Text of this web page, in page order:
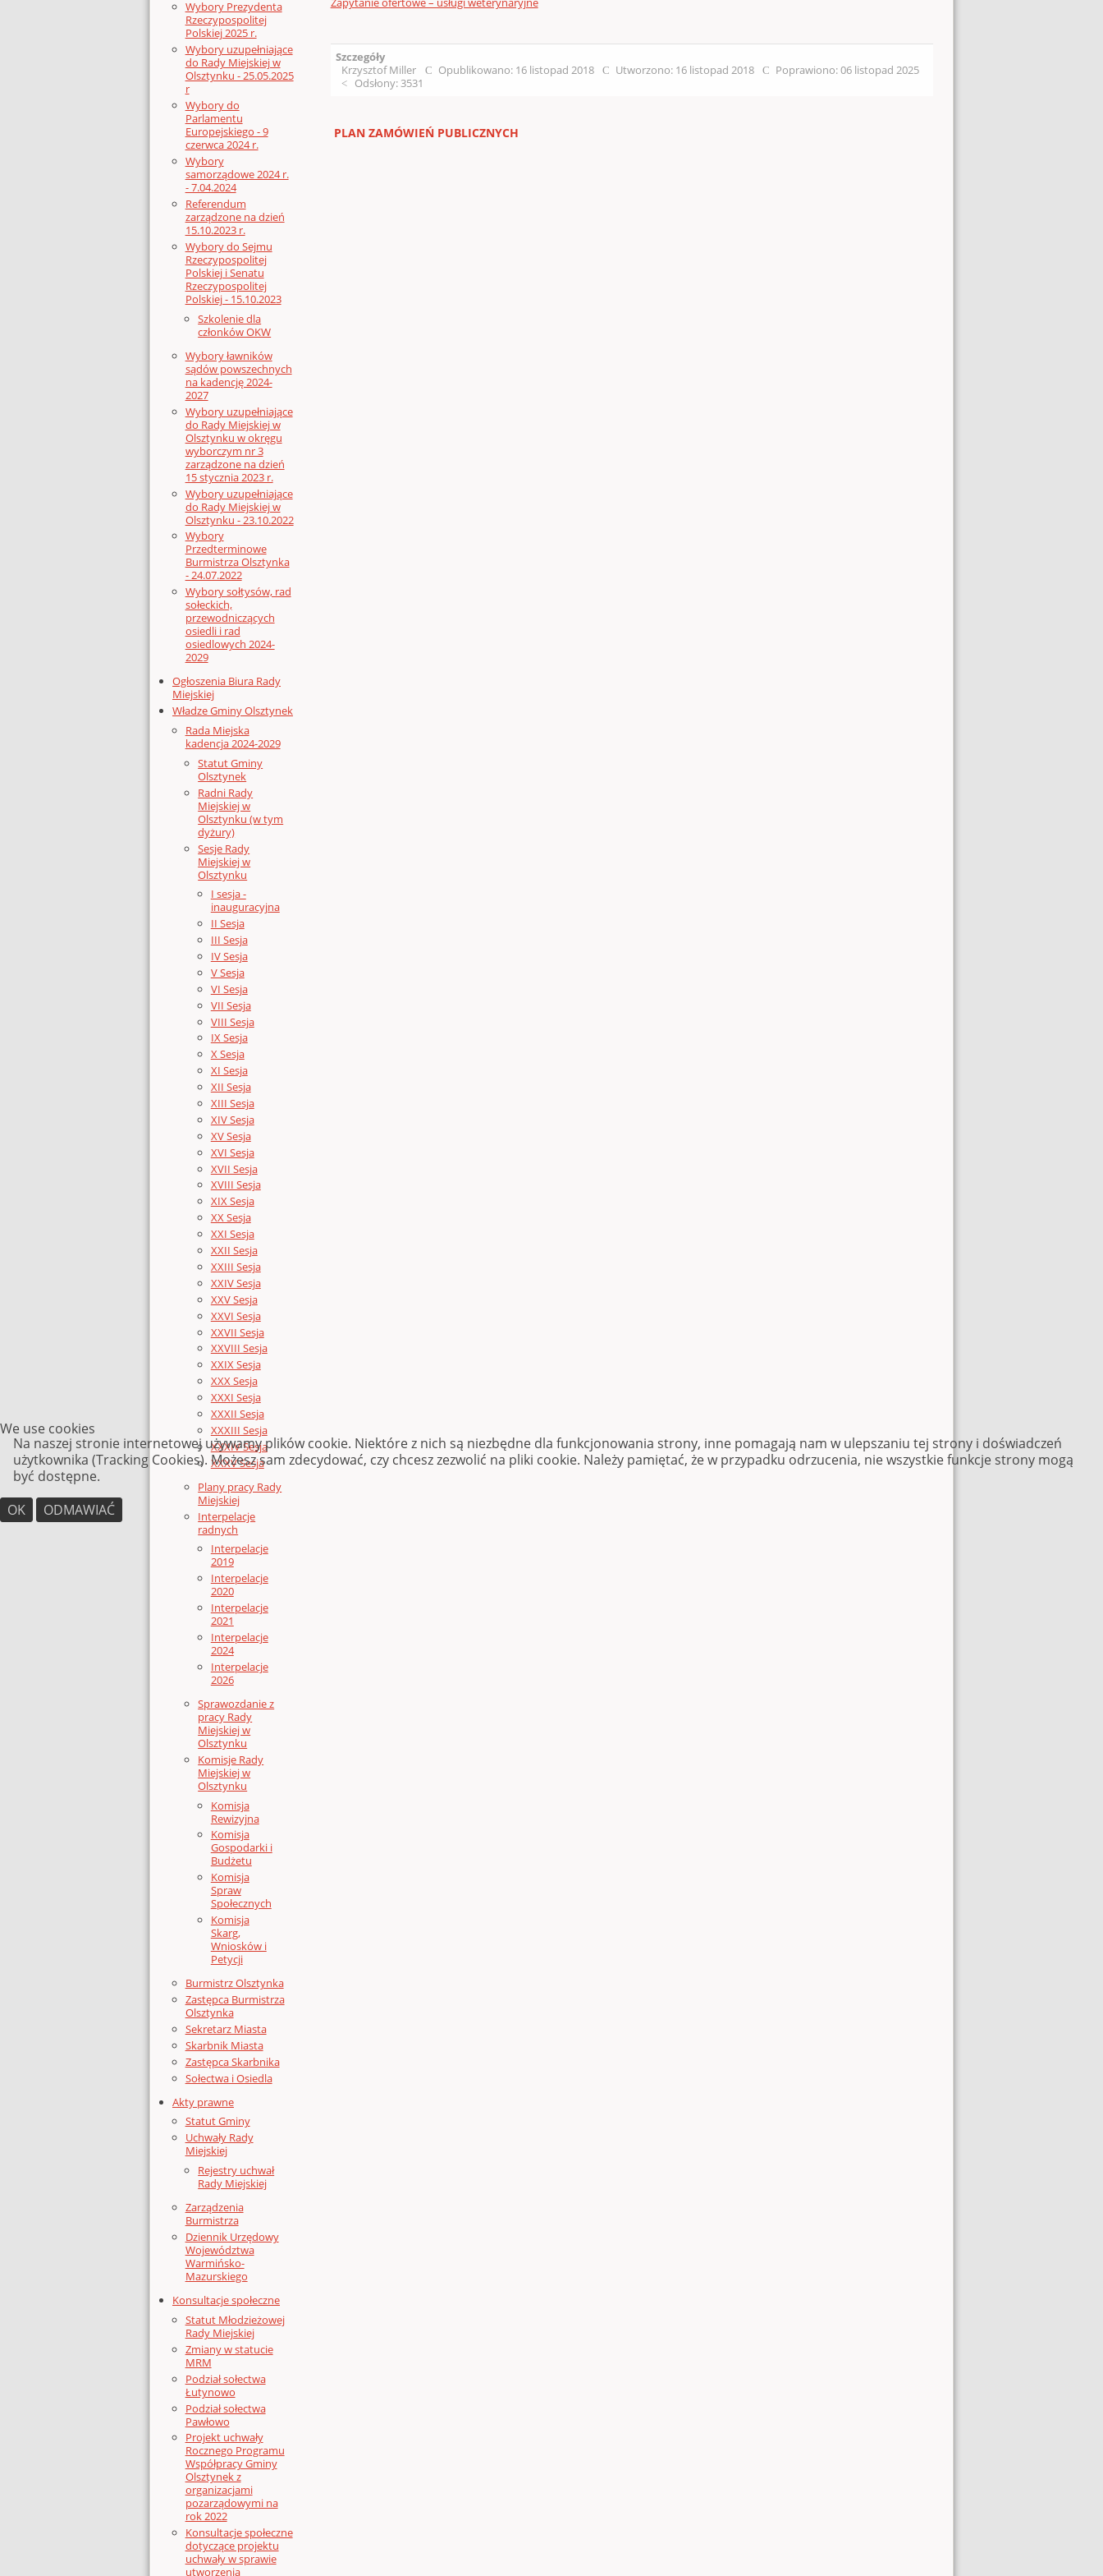
Wybory Prezydenta
Rzeczypospolitej
Polskiej 2025 r.
Wybory uzupełniające
do Rady Miejskiej w
Olsztynku - 25.05.2025
r
Wybory do
Parlamentu
Europejskiego - 9
czerwca 2024 r.
Wybory
samorządowe 2024 r.
- 7.04.2024
Referendum
zarządzone na dzień
15.10.2023 r.
Wybory do Sejmu
Rzeczypospolitej
Polskiej i Senatu
Rzeczypospolitej
Polskiej - 15.10.2023
Szkolenie dla
członków OKW
Wybory ławników
sądów powszechnych
na kadencję 2024-
2027
Wybory uzupełniające
do Rady Miejskiej w
Olsztynku w okręgu
wyborczym nr 3
zarządzone na dzień
15 stycznia 2023 r.
Wybory uzupełniające
do Rady Miejskiej w
Olsztynku - 23.10.2022
Wybory
Przedterminowe
Burmistrza Olsztynka
- 24.07.2022
Wybory sołtysów, rad
sołeckich,
przewodniczących
osiedli i rad
osiedlowych 2024-
2029
Ogłoszenia Biura Rady
Miejskiej
Władze Gminy Olsztynek
Rada Miejska
kadencja 2024-2029
Statut Gminy
Olsztynek
Radni Rady
Miejskiej w
Olsztynku (w tym
dyżury)
Sesje Rady
Miejskiej w
Olsztynku
I sesja -
inauguracyjna
II Sesja
III Sesja
IV Sesja
V Sesja
VI Sesja
VII Sesja
VIII Sesja
IX Sesja
X Sesja
XI Sesja
XII Sesja
XIII Sesja
XIV Sesja
XV Sesja
XVI Sesja
XVII Sesja
XVIII Sesja
XIX Sesja
XX Sesja
XXI Sesja
XXII Sesja
XXIII Sesja
XXIV Sesja
XXV Sesja
XXVI Sesja
XXVII Sesja
XXVIII Sesja
XXIX Sesja
XXX Sesja
XXXI Sesja
XXXII Sesja
XXXIII Sesja
XXXIV Sesja
XXXV Sesja
Plany pracy Rady
Miejskiej
Interpelacje
radnych
Interpelacje
2019
Interpelacje
2020
Interpelacje
2021
Interpelacje
2024
Interpelacje
2026
Sprawozdanie z
pracy Rady
Miejskiej w
Olsztynku
Komisje Rady
Miejskiej w
Olsztynku
Komisja
Rewizyjna
Komisja
Gospodarki i
Budżetu
Komisja
Spraw
Społecznych
Komisja
Skarg,
Wniosków i
Petycji
Burmistrz Olsztynka
Zastępca Burmistrza
Olsztynka
Sekretarz Miasta
Skarbnik Miasta
Zastępca Skarbnika
Sołectwa i Osiedla
Akty prawne
Statut Gminy
Uchwały Rady
Miejskiej
Rejestry uchwał
Rady Miejskiej
Zarządzenia
Burmistrza
Dziennik Urzędowy
Województwa
Warmińsko-
Mazurskiego
Konsultacje społeczne
Statut Młodzieżowej
Rady Miejskiej
Zmiany w statucie
MRM
Podział sołectwa
Łutynowo
Podział sołectwa
Pawłowo
Projekt uchwały
Rocznego Programu
Współpracy Gminy
Olsztynek z
organizacjami
pozarządowymi na
rok 2022
Konsultacje społeczne
dotyczące projektu
uchwały w sprawie
utworzenia
Szczegóły
Krzysztof Miller
Opublikowano: 16 listopad 2018 Utworzono: 16 listopad 2018
Poprawiono: 06 listopad 2025
Odsłony: 3531
PLAN ZAMÓWIEŃ PUBLICZNYCH
We use cookies
Na naszej stronie internetowej używamy plików cookie. Niektóre z nich są niezbędne dla funkcjonowania strony, inne pomagają nam w ulepszaniu tej strony i doświadczeń
użytkownika (Tracking Cookies). Możesz sam zdecydować, czy chcesz zezwolić na pliki cookie. Należy pamiętać, że w przypadku odrzucenia, nie wszystkie funkcje strony mogą
być dostępne.
OK
ODMAWIAĆ